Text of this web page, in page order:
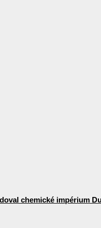
chemické impérium